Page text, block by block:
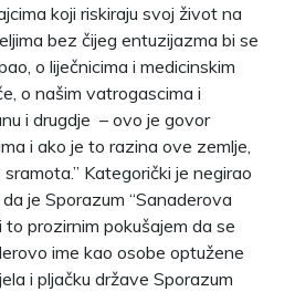
koji riskiraju svoj život na
bez čijeg entuzijazma bi se
o liječnicima i medicinskim
o našim vatrogascima i
i drugdje – ovo je govor
i ako je to razina ove zemlje,
Kategorički je negirao
je Sporazum “Sanaderova
prozirnim pokušajem da se
ime kao osobe optužene
i pljačku države Sporazum